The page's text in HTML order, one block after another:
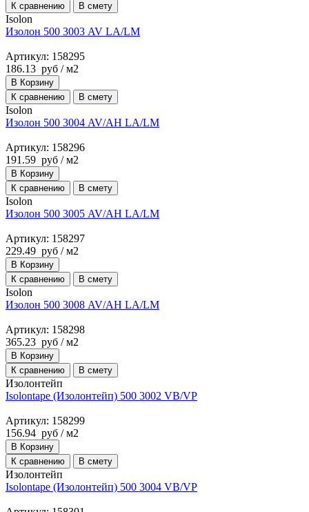
К сравнению
В смету
Isolon
Изолон 500 3003 AV LA/LM
Артикул: 158295
186.13 руб / м2
В Корзину
К сравнению
В смету
Isolon
Изолон 500 3004 AV/AH LA/LM
Артикул: 158296
191.59 руб / м2
В Корзину
К сравнению
В смету
Isolon
Изолон 500 3005 AV/AH LA/LM
Артикул: 158297
229.49 руб / м2
В Корзину
К сравнению
В смету
Isolon
Изолон 500 3008 AV/AH LA/LM
Артикул: 158298
365.23 руб / м2
В Корзину
К сравнению
В смету
Изолонтейп
Isolontape (Изолонтейп) 500 3002 VB/VP
Артикул: 158299
156.94 руб / м2
В Корзину
К сравнению
В смету
Изолонтейп
Isolontape (Изолонтейп) 500 3004 VB/VP